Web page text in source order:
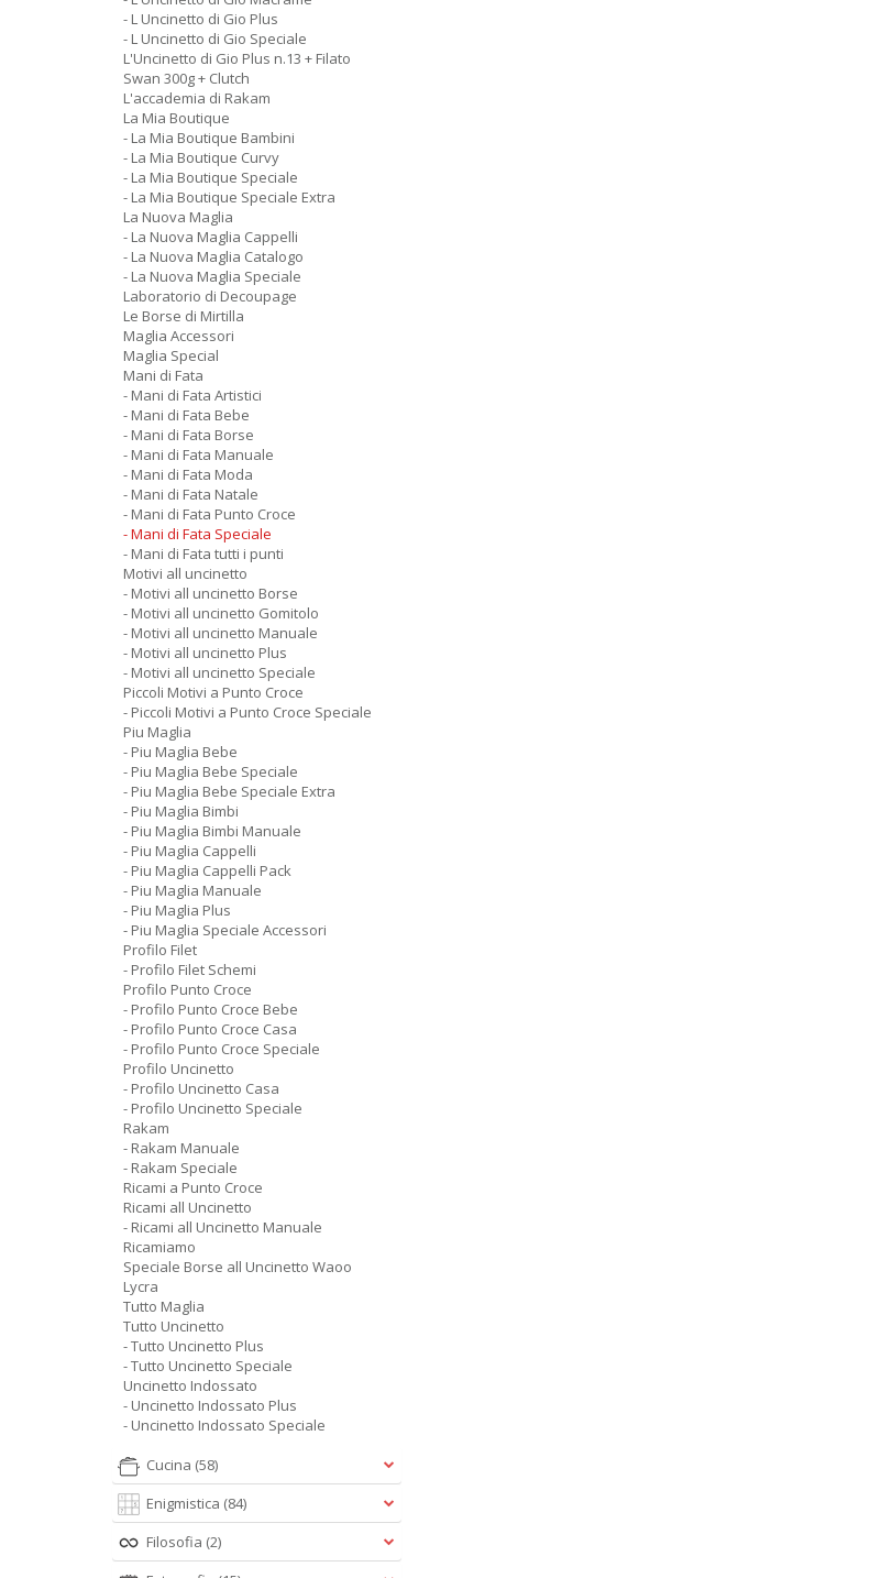
- L Uncinetto di Gio Plus
- L Uncinetto di Gio Speciale
L'Uncinetto di Gio Plus n.13 + Filato
Swan 300g + Clutch
L'accademia di Rakam
La Mia Boutique
- La Mia Boutique Bambini
- La Mia Boutique Curvy
- La Mia Boutique Speciale
- La Mia Boutique Speciale Extra
La Nuova Maglia
- La Nuova Maglia Cappelli
- La Nuova Maglia Catalogo
- La Nuova Maglia Speciale
Laboratorio di Decoupage
Le Borse di Mirtilla
Maglia Accessori
Maglia Special
Mani di Fata
- Mani di Fata Artistici
- Mani di Fata Bebe
- Mani di Fata Borse
- Mani di Fata Manuale
- Mani di Fata Moda
- Mani di Fata Natale
- Mani di Fata Punto Croce
- Mani di Fata Speciale
- Mani di Fata tutti i punti
Motivi all uncinetto
- Motivi all uncinetto Borse
- Motivi all uncinetto Gomitolo
- Motivi all uncinetto Manuale
- Motivi all uncinetto Plus
- Motivi all uncinetto Speciale
Piccoli Motivi a Punto Croce
- Piccoli Motivi a Punto Croce Speciale
Piu Maglia
- Piu Maglia Bebe
- Piu Maglia Bebe Speciale
- Piu Maglia Bebe Speciale Extra
- Piu Maglia Bimbi
- Piu Maglia Bimbi Manuale
- Piu Maglia Cappelli
- Piu Maglia Cappelli Pack
- Piu Maglia Manuale
- Piu Maglia Plus
- Piu Maglia Speciale Accessori
Profilo Filet
- Profilo Filet Schemi
Profilo Punto Croce
- Profilo Punto Croce Bebe
- Profilo Punto Croce Casa
- Profilo Punto Croce Speciale
Profilo Uncinetto
- Profilo Uncinetto Casa
- Profilo Uncinetto Speciale
Rakam
- Rakam Manuale
- Rakam Speciale
Ricami a Punto Croce
Ricami all Uncinetto
- Ricami all Uncinetto Manuale
Ricamiamo
Speciale Borse all Uncinetto Waoo
Lycra
Tutto Maglia
Tutto Uncinetto
- Tutto Uncinetto Plus
- Tutto Uncinetto Speciale
Uncinetto Indossato
- Uncinetto Indossato Plus
- Uncinetto Indossato Speciale
Cucina (58)
Enigmistica (84)
Filosofia (2)